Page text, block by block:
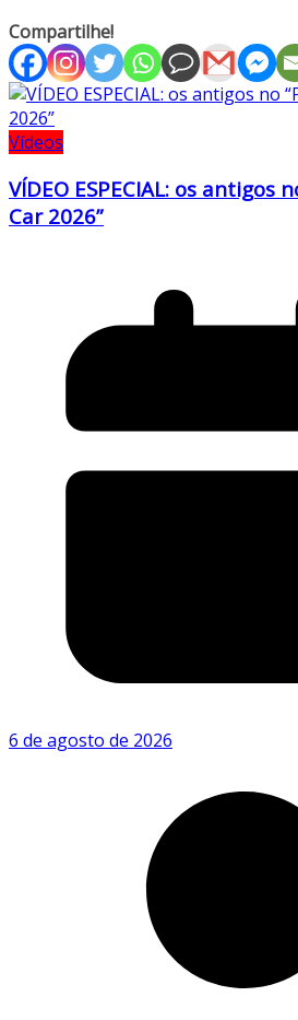
Compartilhe!
Vídeos
VÍDEO ESPECIAL: os antigos
Car 2026”
6 de agosto de 2026